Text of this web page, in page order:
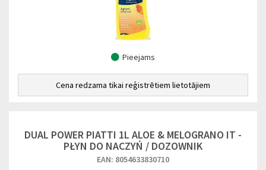
Pieejams
Cena redzama tikai reģistrētiem lietotājiem
DUAL POWER PIATTI 1L ALOE & MELOGRANO IT -
PŁYN DO NACZYŃ / DOZOWNIK
EAN: 8054633830710